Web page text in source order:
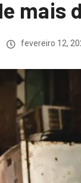
mais
fevereiro 12,